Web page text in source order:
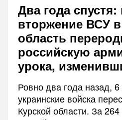
Два года спустя:
вторжение ВСУ
область
российскую
урока,
Ровно два года назад, 6
украинские войска
Курской области. За